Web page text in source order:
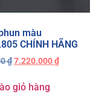
màu
CHÍNH HÃNG
₫7.220.000₫
giỏ hàng